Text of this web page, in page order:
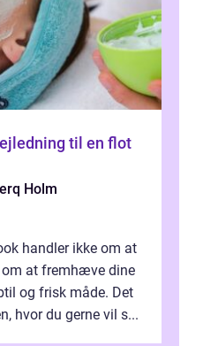
Holm
handler ikke om at
at fremhæve dine
og frisk måde. Det
hvor du gerne vil s...